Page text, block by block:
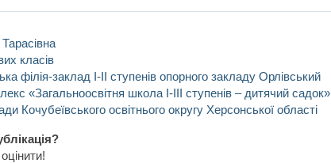
класів
філія-заклад І-ІІ ступенів опорного закладу Орлівський
«Загальноосвітня школа І-ІІІ ступенів – дитячий садок»
Кочубеївського освітнього округу Херсонської області